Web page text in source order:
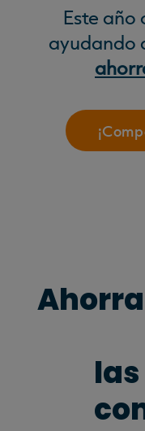
Este año
ayudando